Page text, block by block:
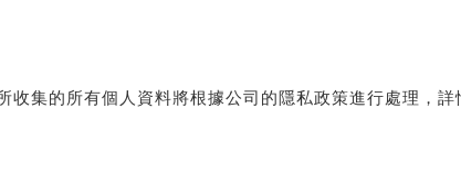
集的所有個人資料將根據公司的隱私政策進行處理，詳